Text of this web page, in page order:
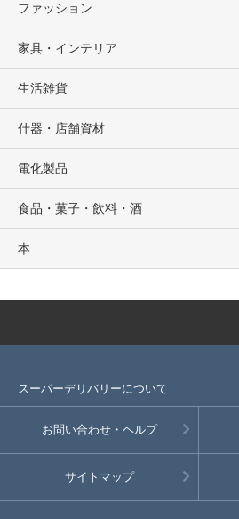
ファッション
家具・インテリア
生活雑貨
什器・店舗資材
電化製品
食品・菓子・飲料・酒
本
スーパーデリバリーについて
お問い合わせ・ヘルプ
サイトマップ